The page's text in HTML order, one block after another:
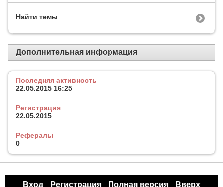
Найти темы
Дополнительная информация
Последняя активность
22.05.2015 16:25
Регистрация
22.05.2015
Рефералы
0
Вход Регистрация Полная версия Вверх